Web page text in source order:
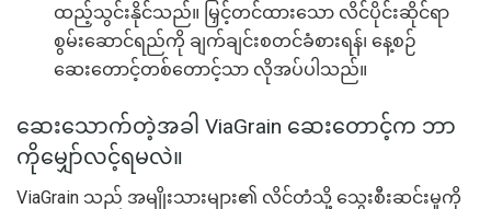
ထည့်သွင်းနိုင်သည်။ မြှင့်တင်ထားသော လိင်ပိုင်းဆိုင်ရာ
စွမ်းဆောင်ရည်ကို ချက်ချင်းစတင်ခံစားရန်၊ နေ့စဉ်
ဆေးတောင့်တစ်တောင့်သာ လိုအပ်ပါသည်။
ဆေးသောက်တဲ့အခါ ViaGrain ဆေးတောင့်က ဘာ
ကိုမျှော်လင့်ရမလဲ။
ViaGrain သည် အမျိုးသားများ၏ လိင်တံသို့ သွေးစီးဆင်းမှုကို